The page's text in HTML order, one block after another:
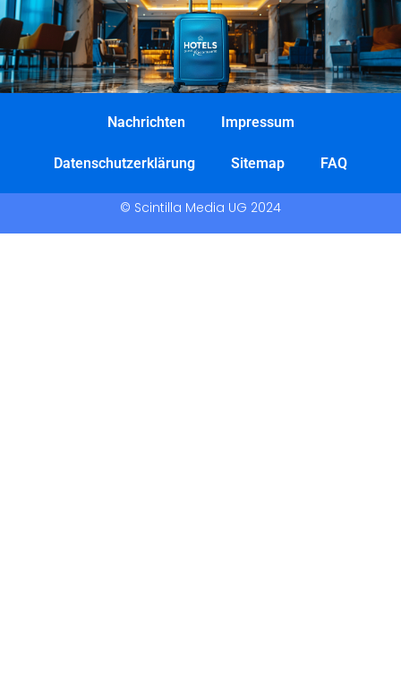
Nachrichten Impressum
Datenschutzerklärung Sitemap FAQ
© Scintilla Media UG 2024